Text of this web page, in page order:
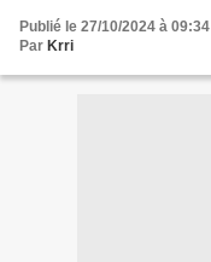
Publié le 27/10/2024 à 09:34
Par Krri